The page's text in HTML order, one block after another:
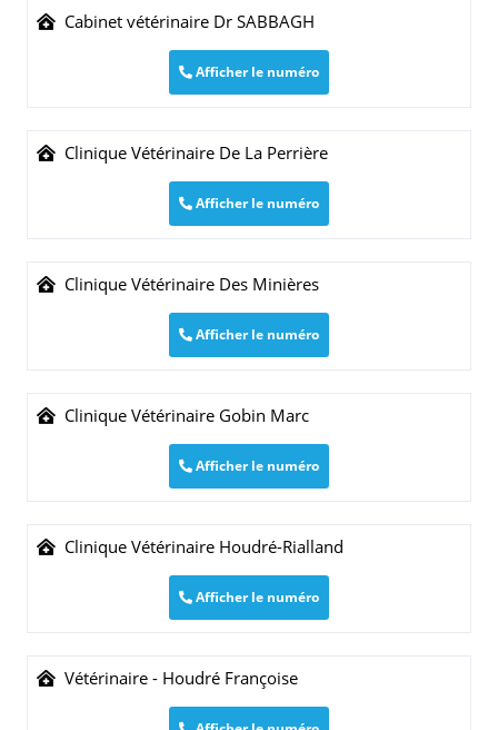
Cabinet vétérinaire Dr SABBAGH
Afficher le numéro
Clinique Vétérinaire De La Perrière
Afficher le numéro
Clinique Vétérinaire Des Minières
Afficher le numéro
Clinique Vétérinaire Gobin Marc
Afficher le numéro
Clinique Vétérinaire Houdré-Rialland
Afficher le numéro
Vétérinaire - Houdré Françoise